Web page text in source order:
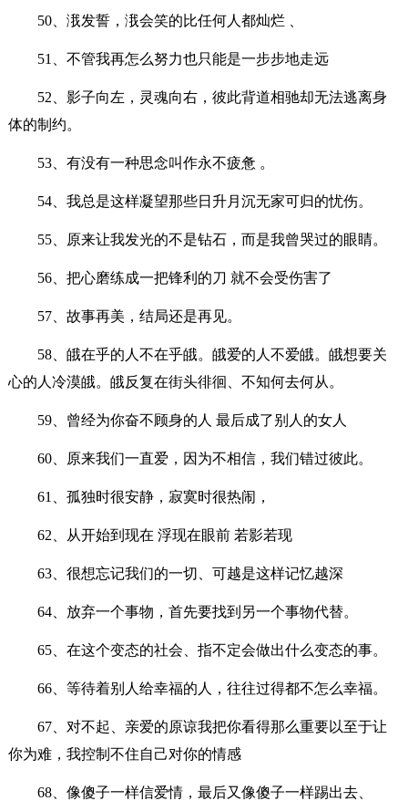
50、涐发誓，涐会笑的比任何人都灿烂 、
51、不管我再怎么努力也只能是一步步地走远
52、影子向左，灵魂向右，彼此背道相驰却无法逃离身
体的制约。
53、有没有一种思念叫作永不疲惫 。
54、我总是这样凝望那些日升月沉无家可归的忧伤。
55、原来让我发光的不是钻石，而是我曾哭过的眼睛。
56、把心磨练成一把锋利的刀 就不会受伤害了
57、故事再美，结局还是再见。
58、皒在乎的人不在乎皒。皒爱的人不爱皒。皒想要关
心的人冷漠皒。皒反复在街头徘徊、不知何去何从。
59、曾经为你奋不顾身的人 最后成了别人的女人
60、原来我们一直爱，因为不相信，我们错过彼此。
61、孤独时很安静，寂寞时很热闹，
62、从开始到现在 浮现在眼前 若影若现
63、很想忘记我们的一切、可越是这样记忆越深
64、放弃一个事物，首先要找到另一个事物代替。
65、在这个变态的社会、指不定会做出什么变态的事。
66、等待着别人给幸福的人，往往过得都不怎么幸福。
67、对不起、亲爱的原谅我把你看得那么重要以至于让
你为难，我控制不住自己对你的情感
68、像傻子一样信爱情，最后又像傻子一样踢出去、